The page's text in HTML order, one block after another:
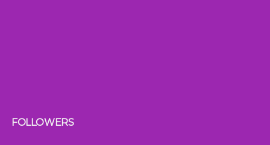
FOLLOWERS